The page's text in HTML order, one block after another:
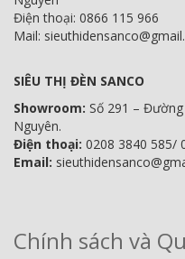
Điện thoại: 0866 115 966
Mail:
SIÊU THỊ ĐÈN SANCO
Showroom: Số 291 –
Nguyên.
Điện thoại: 0208 3840 585/
Email:
Chính sách và